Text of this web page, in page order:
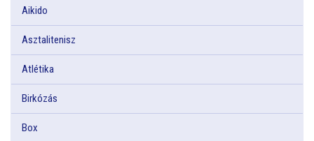
Aikido
Asztalitenisz
Atlétika
Birkózás
Box